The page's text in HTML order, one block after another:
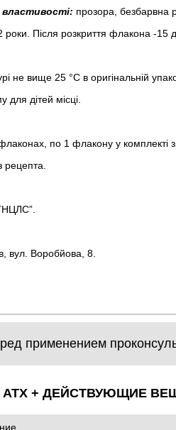
властивості: прозора, безбарвна
роки. Після розкриття флакона -15
не вище 25 °С в оригінальній
для дітей місці.
по 1 флакону у комплекті
рецепта.
вул. Воробйова, 8.
применением
+ ДЕЙСТВУЮЩИЕ